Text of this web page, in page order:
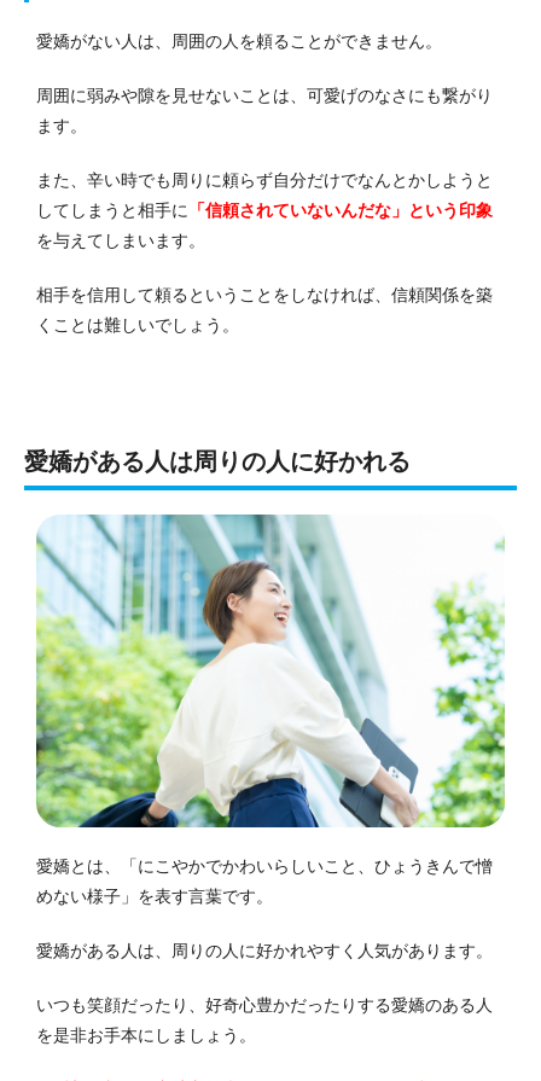
愛嬌がない人は、周囲の人を頼ることができません。
周囲に弱みや隙を見せないことは、可愛げのなさにも繋がり
ます。
また、辛い時でも周りに頼らず自分だけでなんとかしようと
してしまうと相手に
「信頼されていないんだな」という印象
を与えてしまいます。
相手を信用して頼るということをしなければ、信頼関係を築
くことは難しいでしょう。
愛嬌がある人は周りの人に好かれる
愛嬌とは、「にこやかでかわいらしいこと、ひょうきんで憎
めない様子」を表す言葉です。
愛嬌がある人は、周りの人に好かれやすく人気があります。
いつも笑顔だったり、好奇心豊かだったりする愛嬌のある人
を是非お手本にしましょう。